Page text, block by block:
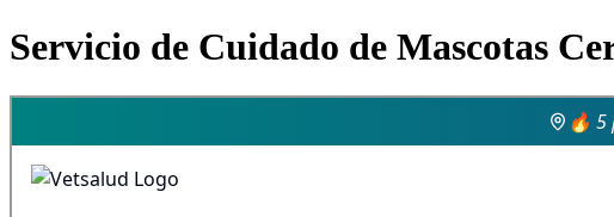
Servicio de Cuidado de Mascotas